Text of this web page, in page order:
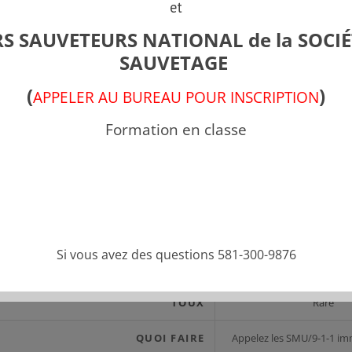
CAUSE Infection
D’ÊTRE ATTEINT
ENROUEMENT
TOUX Rare
QUOI FAIRE
Appelez les SMU/9-1-1
et
SAUVETEURS NATIONAL de la
SAUVETAGE
(APPELER AU BUREAU POUR INSCRIPTION)
Formation en classe
Si vous avez des questions 581-300-9876